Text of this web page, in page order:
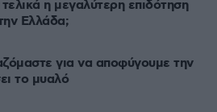
η μεγαλύτερη επιδότηση
Ελλάδα;
για να αποφύγουμε την
το μυαλό